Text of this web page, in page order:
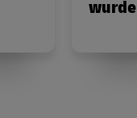
wurde